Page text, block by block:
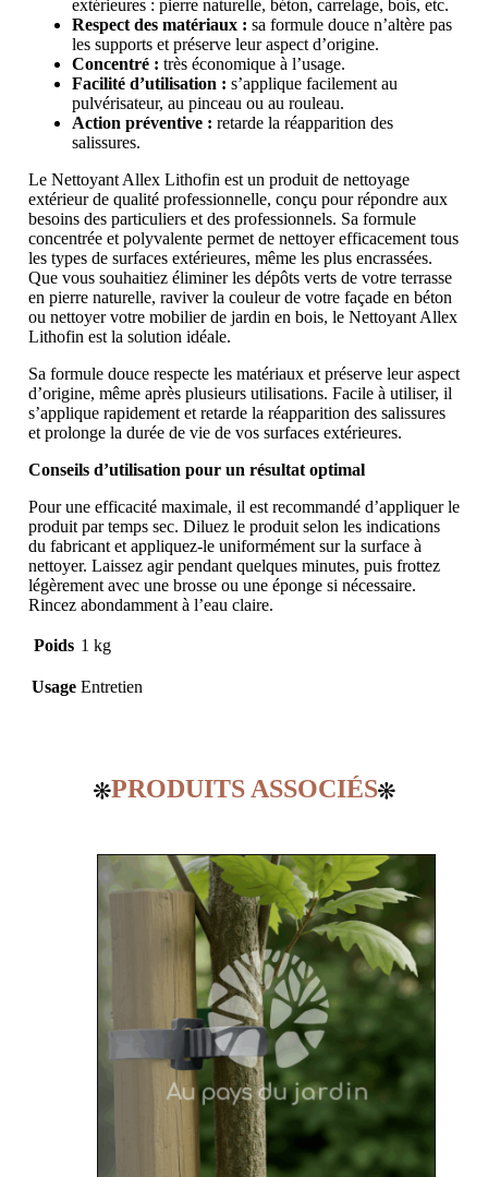
extérieures : pierre naturelle, béton, carrelage, bois, etc.
Respect des matériaux : sa formule douce n’altère pas
les supports et préserve leur aspect d’origine.
Concentré : très économique à l’usage.
Facilité d’utilisation : s’applique facilement au
pulvérisateur, au pinceau ou au rouleau.
Action préventive : retarde la réapparition des
salissures.
Le Nettoyant Allex Lithofin est un produit de nettoyage
extérieur de qualité professionnelle, conçu pour répondre aux
besoins des particuliers et des professionnels. Sa formule
concentrée et polyvalente permet de nettoyer efficacement tous
les types de surfaces extérieures, même les plus encrassées.
Que vous souhaitiez éliminer les dépôts verts de votre terrasse
en pierre naturelle, raviver la couleur de votre façade en béton
ou nettoyer votre mobilier de jardin en bois, le Nettoyant Allex
Lithofin est la solution idéale.
Sa formule douce respecte les matériaux et préserve leur aspect
d’origine, même après plusieurs utilisations. Facile à utiliser, il
s’applique rapidement et retarde la réapparition des salissures
et prolonge la durée de vie de vos surfaces extérieures.
Conseils d’utilisation pour un résultat optimal
Pour une efficacité maximale, il est recommandé d’appliquer le
produit par temps sec. Diluez le produit selon les indications
du fabricant et appliquez-le uniformément sur la surface à
nettoyer. Laissez agir pendant quelques minutes, puis frottez
légèrement avec une brosse ou une éponge si nécessaire.
Rincez abondamment à l’eau claire.
Poids 1 kg
Usage Entretien
PRODUITS ASSOCIÉS